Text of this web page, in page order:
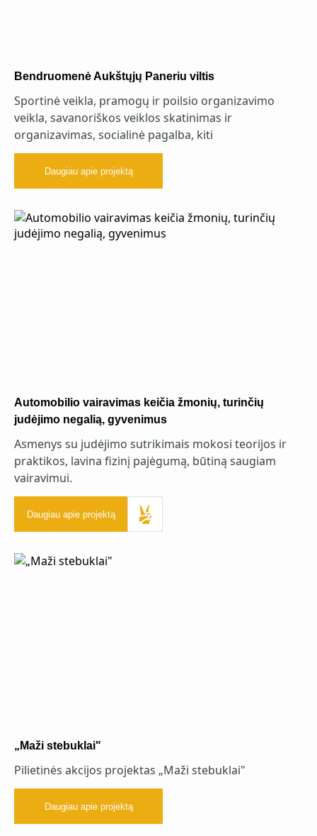
Bendruomenė Aukštųjų Paneriu viltis
Sportinė veikla, pramogų ir poilsio organizavimo
veikla, savanoriškos veiklos skatinimas ir
organizavimas, socialinė pagalba, kiti
Daugiau apie projektą
Automobilio vairavimas keičia žmonių, turinčių
judėjimo negalią, gyvenimus
Asmenys su judėjimo sutrikimais mokosi teorijos ir
praktikos, lavina fizinį pajėgumą, būtiną saugiam
vairavimui.
Daugiau apie projektą
„Maži stebuklai"
Pilietinės akcijos projektas „Maži stebuklai"
Daugiau apie projektą